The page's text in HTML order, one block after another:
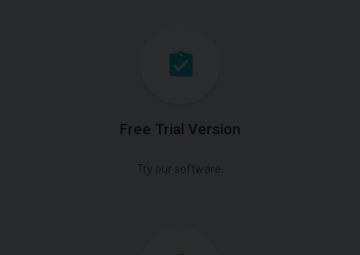
Free Trial Version